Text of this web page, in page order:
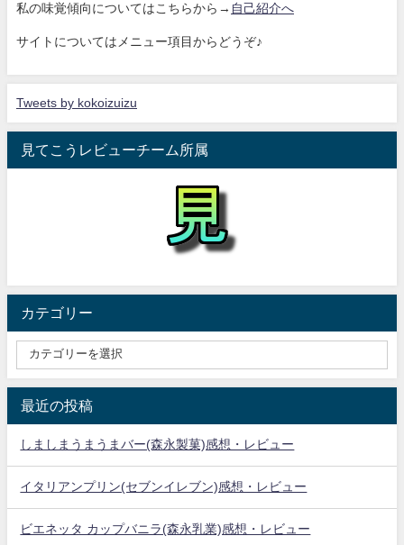
私の味覚傾向についてはこちらから→ 自己紹介へ
サイトについてはメニュー項目からどうぞ♪
Tweets by kokoizuizu
見てこうレビューチーム所属
カテゴリー
最近の投稿
しましまうまうまバー(森永製菓)感想・レビュー
イタリアンプリン(セブンイレブン)感想・レビュー
ビエネッタ カップバニラ(森永乳業)感想・レビュー